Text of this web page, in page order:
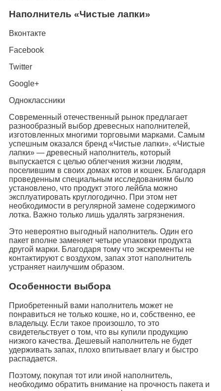
Наполнитель «Чистые лапки»
Вконтакте
Facebook
Twitter
Google+
Одноклассники
Современный отечественный рынок предлагает
разнообразный выбор древесных наполнителей,
изготовленных многими торговыми марками. Самым
успешным оказался бренд «Чистые лапки». «Чистые
лапки» — древесный наполнитель, который
выпускается с целью облегчения жизни людям,
поселившим в своих домах котов и кошек. Благодаря
проведенным специальным исследованиям было
установлено, что продукт этого лейбла можно
эксплуатировать круглогодично. При этом нет
необходимости в регулярной замене содержимого
лотка. Важно только лишь удалять загрязнения.
Это невероятно выгодный наполнитель. Один его
пакет вполне заменяет четыре упаковки продукта
другой марки. Благодаря тому что экскременты не
контактируют с воздухом, запах этот наполнитель
устраняет наилучшим образом.
Особенности выбора
Приобретенный вами наполнитель может не
понравиться не только кошке, но и, собственно, ее
владельцу. Если такое произошло, то это
свидетельствует о том, что вы купили продукцию
низкого качества. Дешевый наполнитель не будет
удерживать запах, плохо впитывает влагу и быстро
распадается.
Поэтому, покупая тот или иной наполнитель,
необходимо обратить внимание на прочность пакета и